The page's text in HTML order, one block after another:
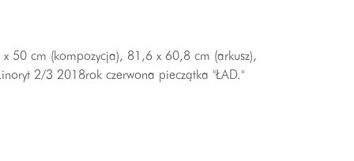
50 cm (kompozycja), 81,6 x 60,8 cm (arkusz),
2/3 2018rok czerwona pieczątka "ŁAD."